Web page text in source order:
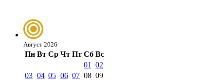
Август 2026
Пн Вт Ср Чт Пт Сб Вс
01
02
03 04 05 06 07 08 09